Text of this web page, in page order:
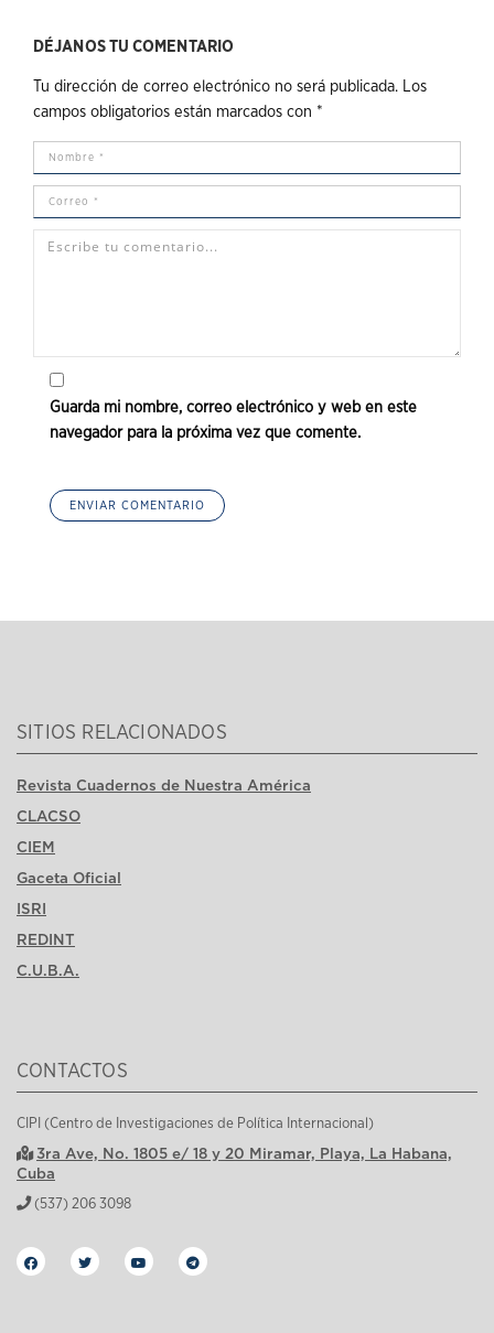
DÉJANOS TU COMENTARIO
Tu dirección de correo electrónico no será publicada. Los
campos obligatorios están marcados con *
Guarda mi nombre, correo electrónico y web en este
navegador para la próxima vez que comente.
SITIOS RELACIONADOS
Revista Cuadernos de Nuestra América
CLACSO
CIEM
Gaceta Oficial
ISRI
REDINT
C.U.B.A.
CONTACTOS
CIPI (Centro de Investigaciones de Política Internacional)
3ra Ave, No. 1805 e/ 18 y 20 Miramar, Playa, La Habana,
Cuba
(537) 206 3098